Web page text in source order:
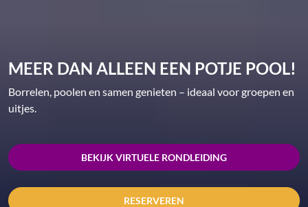
MEER DAN ALLEEN EEN POTJE POOL!
Borrelen, poolen en samen genieten – ideaal voor groepen en
uitjes.
BEKIJK VIRTUELE RONDLEIDING
RESERVEREN